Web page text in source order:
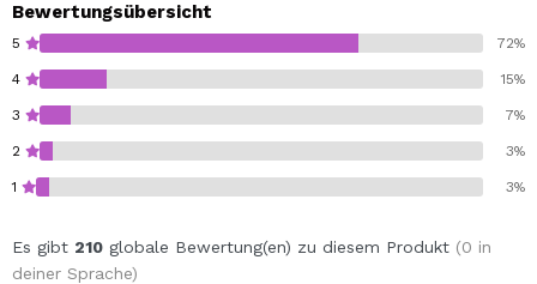
Bewertungsübersicht
5 72%
4 15%
3 7%
2 3%
1 3%
Es gibt 210 globale Bewertung(en) zu diesem Produkt (0 in
deiner Sprache)